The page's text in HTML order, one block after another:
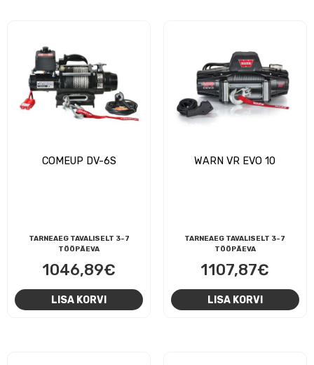
COMEUP DV-6S
TARNEAEG TAVALISELT 3-7
TÖÖPÄEVA
1046,89€
LISA KORVI
WARN VR EVO 10
TARNEAEG TAVALISELT 3-7
TÖÖPÄEVA
1107,87€
LISA KORVI